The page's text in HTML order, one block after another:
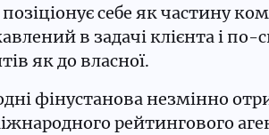
себе як частину
в задачі клієнта і
як до власної.
фінустанова незмінно
рейтингового